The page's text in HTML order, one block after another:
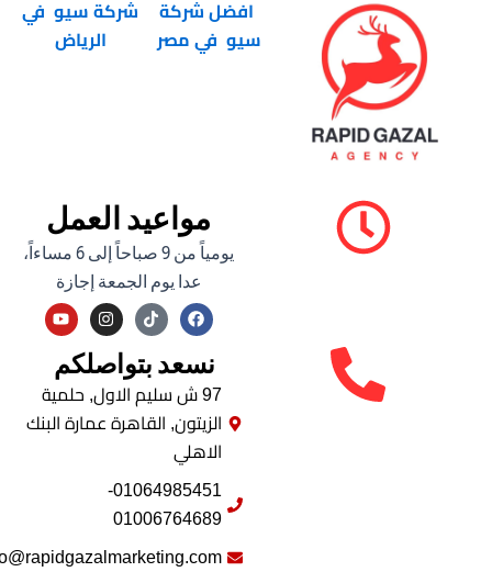
افضل شركة
سيو في مصر
شركة سيو في
الرياض
مواعيد العمل
يومياً من 9 صباحاً إلى 6 مساءاً،
عدا يوم الجمعة إجازة
F
a
e
b
o
k
n
a
g
a
Y
o
t
u
b
نسعد بتواصلكم
97 ش سليم الاول, حلمية
الزيتون, القاهرة عمارة البنك
الاهلي
01064985451-
01006764689
info@rapidgazalmarketing.com